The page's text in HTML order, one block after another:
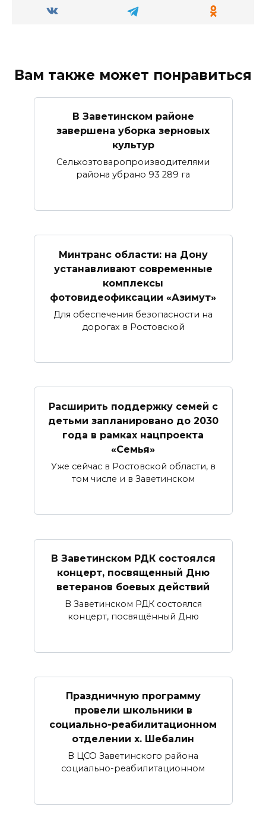
Вам также может понравиться
В Заветинском районе
завершена уборка зерновых
культур
Сельхозтоваропроизводителями
района убрано 93 289 га
Минтранс области: на Дону
устанавливают современные
комплексы
фотовидеофиксации «Азимут»
Для обеспечения безопасности на
дорогах в Ростовской
Расширить поддержку семей с
детьми запланировано до 2030
года в рамках нацпроекта
«Семья»
Уже сейчас в Ростовской области, в
том числе и в Заветинском
В Заветинском РДК состоялся
концерт, посвященный Дню
ветеранов боевых действий
В Заветинском РДК состоялся
концерт, посвящённый Дню
Праздничную программу
провели школьники в
социально-реабилитационном
отделении х. Шебалин
В ЦСО Заветинского района
социально-реабилитационном